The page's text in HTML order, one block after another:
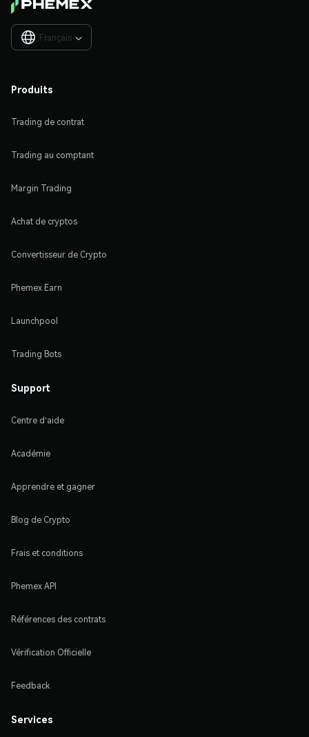
Français 
Produits
Trading de contrat
Trading au comptant
Margin Trading
Achat de cryptos
Convertisseur de Crypto
Phemex Earn
Launchpool
Trading Bots
Support
Centre d'aide
Académie
Apprendre et gagner
Blog de Crypto
Frais et conditions
Phemex API
Références des contrats
Vérification Officielle
Feedback
Services